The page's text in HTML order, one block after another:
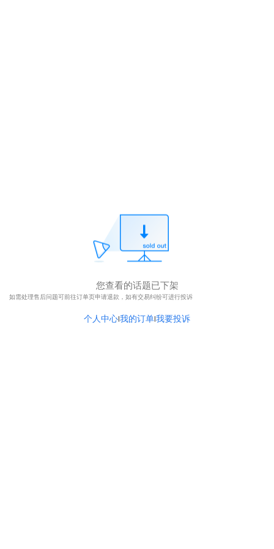
您查看的话题已下架
如需处理售后问题可前往订单页申请退款，如有交易纠纷可进行投诉
个人中心|我的订单|我要投诉